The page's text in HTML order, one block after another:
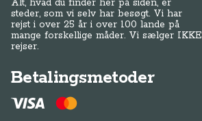
Alt, hvad du finder her på siden, er
steder, som vi selv har besøgt. Vi har
rejst i over 25 år i over 100 lande på
mange forskellige måder. Vi sælger IKKE
rejser.
Betalingsmetoder